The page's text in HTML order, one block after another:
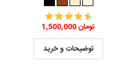
1,500,000 تومان
توضیحات و خرید